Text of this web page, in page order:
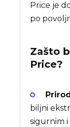
Price je
po
Zašto
Price?
biljni
sigurnim i